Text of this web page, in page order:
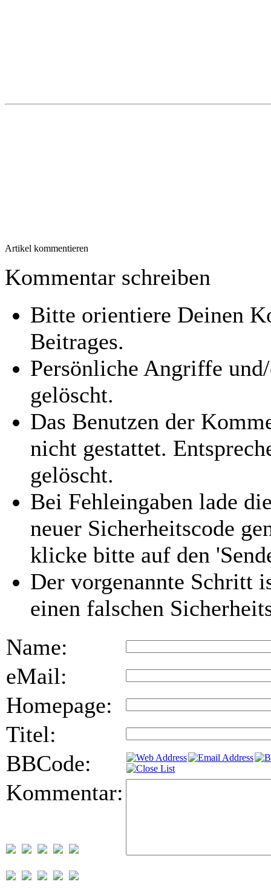
Artikel kommentieren
Kommentar schreiben
Bitte orientiere Deinen
Beitrages.
Persönliche Angriffe
gelöscht.
Das Benutzen der
nicht gestattet.
gelöscht.
Bei Fehleingaben lade
neuer Sicherheitscode
klicke bitte auf den
Der vorgenannte Schritt
einen falschen
Name:
eMail:
Homepage:
Titel:
BBCode:
Kommentar: